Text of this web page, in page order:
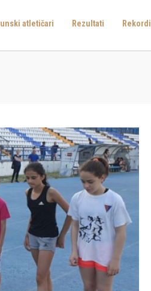
atletičari Rezultati Rekordi